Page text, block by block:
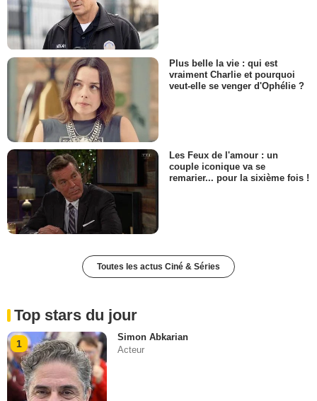
Plus belle la vie : qui est
vraiment Charlie et pourquoi
veut-elle se venger d'Ophélie ?
Les Feux de l'amour : un
couple iconique va se
remarier... pour la sixième fois !
Toutes les actus Ciné & Séries
Top stars du jour
1
Simon Abkarian
Acteur